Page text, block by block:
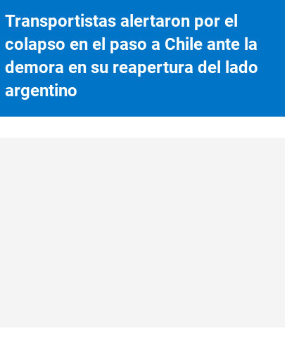
Transportistas alertaron por el
colapso en el paso a Chile ante la
demora en su reapertura del lado
argentino